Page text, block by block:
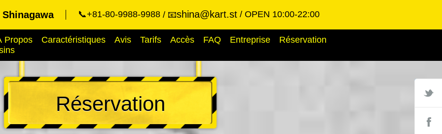
📞+81-80-9988-9988 📧shina@kart.st OPEN 10:00-22:00
Propos Caractéristiques Avis Tarifs Accès FAQ Entreprise
Réservation
Réservation